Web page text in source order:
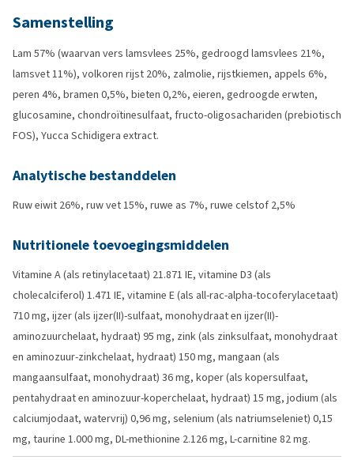
Samenstelling
Lam 57% (waarvan vers lamsvlees 25%, gedroogd lamsvlees 21%,
lamsvet 11%), volkoren rijst 20%, zalmolie, rijstkiemen, appels 6%,
peren 4%, bramen 0,5%, bieten 0,2%, eieren, gedroogde erwten,
glucosamine, chondroïtinesulfaat, fructo-oligosachariden (prebiotisch
FOS), Yucca Schidigera extract.
Analytische bestanddelen
Ruw eiwit 26%, ruw vet 15%, ruwe as 7%, ruwe celstof 2,5%
Nutritionele toevoegingsmiddelen
Vitamine A (als retinylacetaat) 21.871 IE, vitamine D3 (als
cholecalciferol) 1.471 IE, vitamine E (als all-rac-alpha-tocoferylacetaat)
710 mg, ijzer (als ijzer(II)-sulfaat, monohydraat en ijzer(II)-
aminozuurchelaat, hydraat) 95 mg, zink (als zinksulfaat, monohydraat
en aminozuur-zinkchelaat, hydraat) 150 mg, mangaan (als
mangaansulfaat, monohydraat) 36 mg, koper (als kopersulfaat,
pentahydraat en aminozuur-koperchelaat, hydraat) 15 mg, jodium (als
calciumjodaat, watervrij) 0,96 mg, selenium (als natriumseleniet) 0,15
mg, taurine 1.000 mg, DL-methionine 2.126 mg, L-carnitine 82 mg.